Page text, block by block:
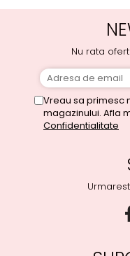
Nu rata
Vreau sa primesc
magazinului. Afla
Confidentialitate